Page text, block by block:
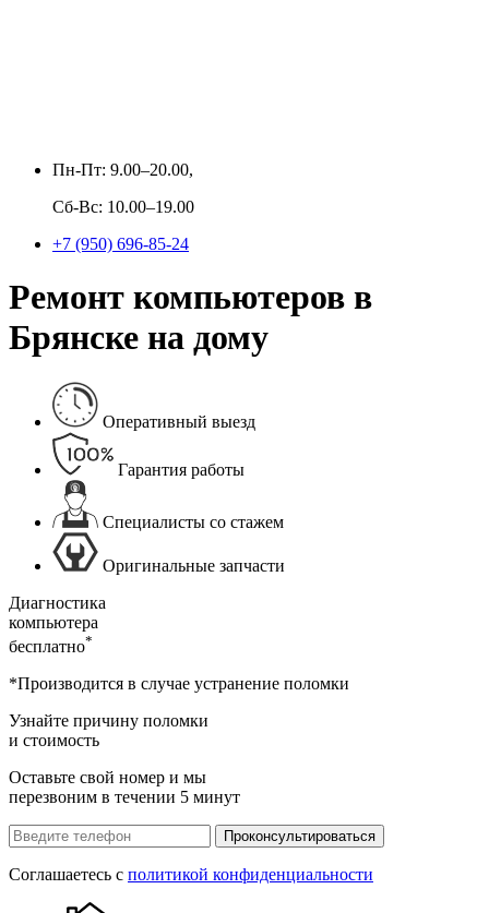
Пн-Пт: 9.00–20.00,
Сб-Вс: 10.00–19.00
+7 (950) 696-85-24
Ремонт компьютеров в
Брянске на дому
Оперативный выезд
Гарантия работы
Специалисты со стажем
Оригинальные запчасти
Диагностика
компьютера
бесплатно*
*Производится в случае устранение поломки
Узнайте причину поломки
и стоимость
Оставьте свой номер и мы
перезвоним в течении 5 минут
Проконсультироваться
Соглашаетесь с политикой конфиденциальности